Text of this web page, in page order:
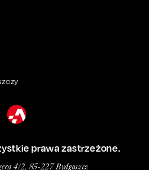
prawa zastrzeżone.
4/2, 85-227 Bydgoszcz